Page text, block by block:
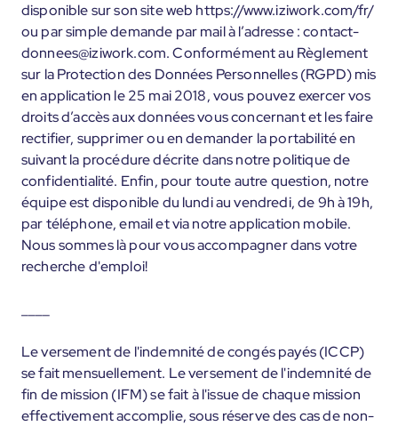
disponible sur son site web https://www.iziwork.com/fr/
ou par simple demande par mail à l’adresse : contact-
donnees@iziwork.com. Conformément au Règlement
sur la Protection des Données Personnelles (RGPD) mis
en application le 25 mai 2018, vous pouvez exercer vos
droits d’accès aux données vous concernant et les faire
rectifier, supprimer ou en demander la portabilité en
suivant la procédure décrite dans notre politique de
confidentialité. Enfin, pour toute autre question, notre
équipe est disponible du lundi au vendredi, de 9h à 19h,
par téléphone, email et via notre application mobile.
Nous sommes là pour vous accompagner dans votre
recherche d'emploi!
Le versement de l'indemnité de congés payés (ICCP)
se fait mensuellement. Le versement de l'indemnité de
fin de mission (IFM) se fait à l'issue de chaque mission
effectivement accomplie, sous réserve des cas de non-